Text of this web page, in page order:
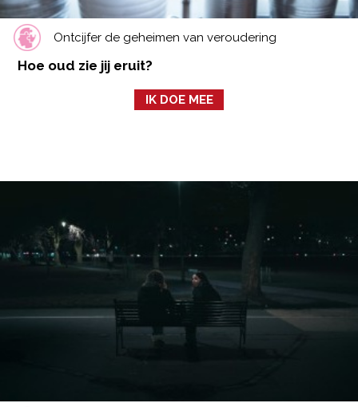
Ontcijfer de geheimen van veroudering
Hoe oud zie jij eruit?
IK DOE MEE